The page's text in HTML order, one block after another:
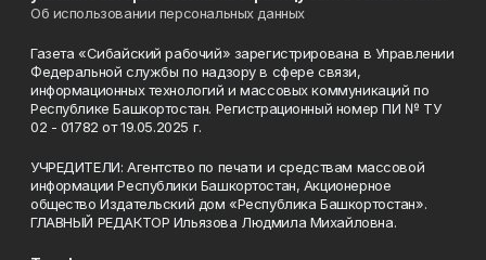
Об использовании персональных данных
Газета «Сибайский рабочий» зарегистрирована в Управлении
Федеральной службы по надзору в сфере связи,
информационных технологий и массовых коммуникаций по
Республике Башкортостан. Регистрационный номер ПИ № ТУ
02 - 01782 от 19.05.2025 г.
УЧРЕДИТЕЛИ: Агентство по печати и средствам массовой
информации Республики Башкортостан, Акционерное
общество Издательский дом «Республика Башкортостан».
ГЛАВНЫЙ РЕДАКТОР Ильязова Людмила Михайловна.